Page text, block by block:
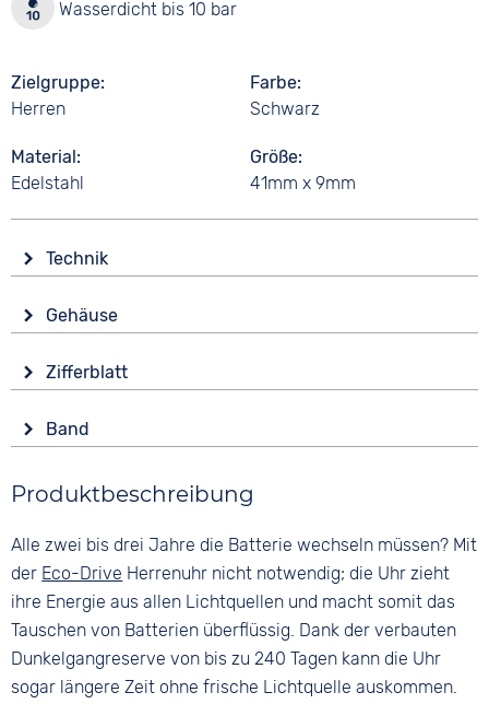
Wasserdicht bis 10 bar
Zielgruppe
Herren
Farbe
Schwarz
Material
Edelstahl
Größe
41mm x 9mm
Technik
Solar
Funktionen
Datumsanzeige
Leuchtzeiger / -ziffern
10 bar
Gehäuse
Mineralglas
Form
Rund
Material
Farbe
Schwarz
Zifferblatt
Analog
Grün
Ziffern
Keine
Band
Grün
Material
Bandschließe
Dornschließe
Produktbeschreibung
Alle zwei bis drei Jahre die Batterie wechseln müssen? Mit
der Eco-Drive Herrenuhr nicht notwendig; die Uhr zieht
ihre Energie aus allen Lichtquellen und macht somit das
Tauschen von Batterien überflüssig. Dank der verbauten
Dunkelgangreserve von bis zu 240 Tagen kann die Uhr
sogar längere Zeit ohne frische Lichtquelle auskommen.